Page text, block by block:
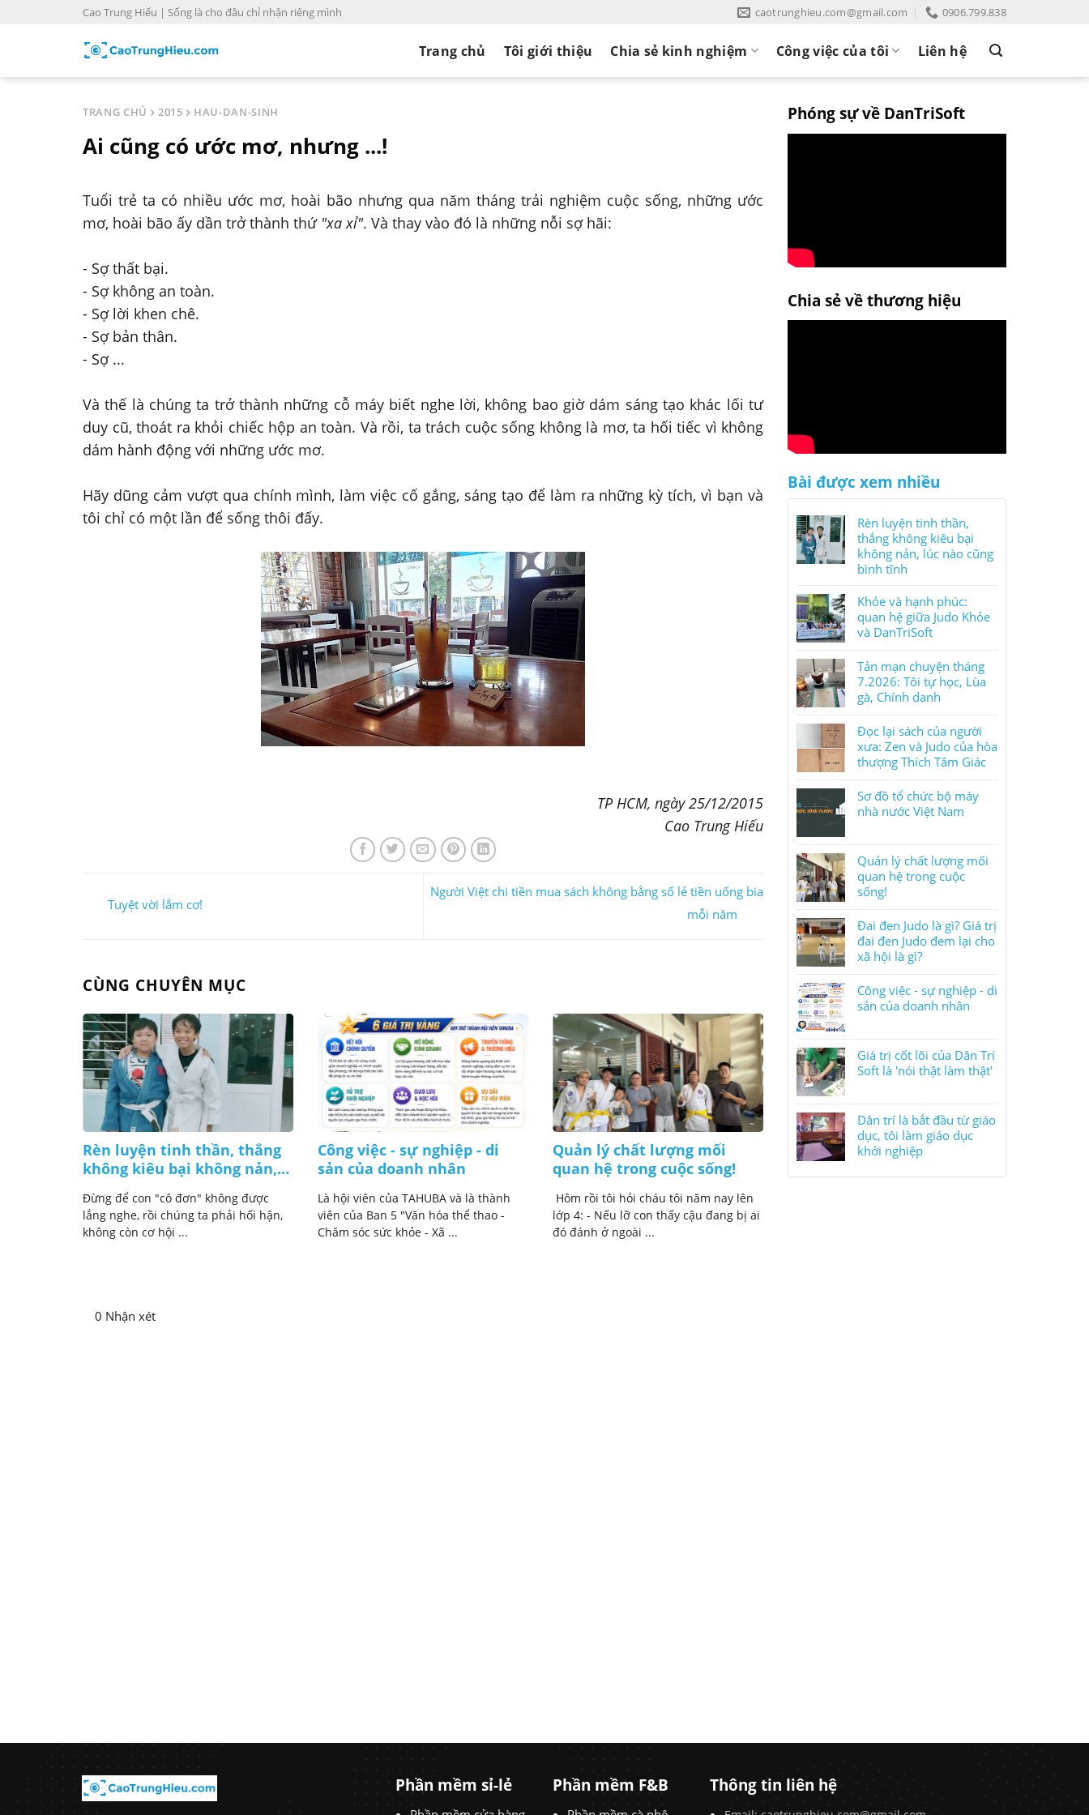
Cao Trung Hiếu | Sống là cho đâu chỉ nhận riêng mình caotrunghieu.com@gmail.com 0906.799.838
Trang chủ Tôi giới thiệu Chia sẻ kinh nghiệm Công việc của tôi Liên hệ
TRANG CHỦ 2015 HAU-DAN-SINH
Ai cũng có ước mơ, nhưng ...!
Tuổi trẻ ta có nhiều ước mơ, hoài bão nhưng qua năm tháng trải nghiệm cuộc sống, những ước
mơ, hoài bão ấy dần trở thành thứ "xa xỉ". Và thay vào đó là những nỗi sợ hãi:
- Sợ thất bại.
- Sợ không an toàn.
- Sợ lời khen chê.
- Sợ bản thân.
- Sợ ...
Và thế là chúng ta trở thành những cỗ máy biết nghe lời, không bao giờ dám sáng tạo khác lối tư
duy cũ, thoát ra khỏi chiếc hộp an toàn. Và rồi, ta trách cuộc sống không là mơ, ta hối tiếc vì không
dám hành động với những ước mơ.
Hãy dũng cảm vượt qua chính mình, làm việc cố gắng, sáng tạo để làm ra những kỳ tích, vì bạn và
tôi chỉ có một lần để sống thôi đấy.
TP HCM, ngày 25/12/2015
Cao Trung Hiếu
Tuyệt vời lắm cơ!
Người Việt chi tiền mua sách không bằng số lẻ tiền uống bia
mỗi năm
CÙNG CHUYÊN MỤC
Rèn luyện tinh thần, thắng
không kiêu bại không nản,
lúc nào cũng bình tĩnh
Đừng để con "cô đơn" không được
lắng nghe, rồi chúng ta phải hối hận,
không còn cơ hội ...
Công việc - sự nghiệp - di
sản của doanh nhân
Là hội viên của TAHUBA và là thành
viên của Ban 5 "Văn hóa thể thao -
Chăm sóc sức khỏe - Xã ...
Quản lý chất lượng mối
quan hệ trong cuộc sống!
Hôm rồi tôi hỏi cháu tôi năm nay lên
lớp 4: - Nếu lỡ con thấy cậu đang bị ai
đó đánh ở ngoài ...
Đai đen Judo là gì? Giá trị
0 Nhận xét
Phóng sự về DanTriSoft
Chia sẻ về thương hiệu
Bài được xem nhiều
Rèn luyện tinh thần,
thắng không kiêu bại
không nản, lúc nào cũng
bình tĩnh
Khỏe và hạnh phúc:
quan hệ giữa Judo Khỏe
và DanTriSoft
Tản mạn chuyện tháng
7.2026: Tôi tự học, Lùa
gà, Chính danh
Đọc lại sách của người
xưa: Zen và Judo của hòa
thượng Thích Tâm Giác
Sơ đồ tổ chức bộ máy
nhà nước Việt Nam
Quản lý chất lượng mối
quan hệ trong cuộc
sống!
Đai đen Judo là gì? Giá trị
đai đen Judo đem lại cho
xã hội là gì?
Công việc - sự nghiệp - di
sản của doanh nhân
Giá trị cốt lõi của Dân Trí
Soft là 'nói thật làm thật'
Dân trí là bắt đầu từ giáo
dục, tôi làm giáo dục
khởi nghiệp
Phần mềm sỉ-lẻ Phần mềm F&B Thông tin liên hệ